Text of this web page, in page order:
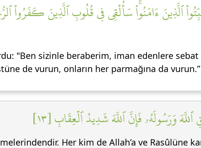
ٱلَّذِينَ ءَامَنُواْۚ سَأُلۡقِي فِي قُلُوبِ ٱلَّذِينَ كَفَرُواْ
"Ben sizinle beraberim, iman edenlere
de vurun, onların her parmağına da vurun.”
وَرَسُولَهُۥ فَإِنَّ ٱللَّهَ شَدِيدُ ٱلۡعِقَابِ [١٣]
Her kim de Allah’a ve Rasûlüne